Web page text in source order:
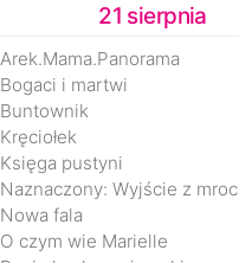
21 sierpnia
Arek.Mama.Panorama
Bogaci i martwi
Buntownik
Kręciołek
Księga pustyni
Nowa fala
O czym wie Marielle